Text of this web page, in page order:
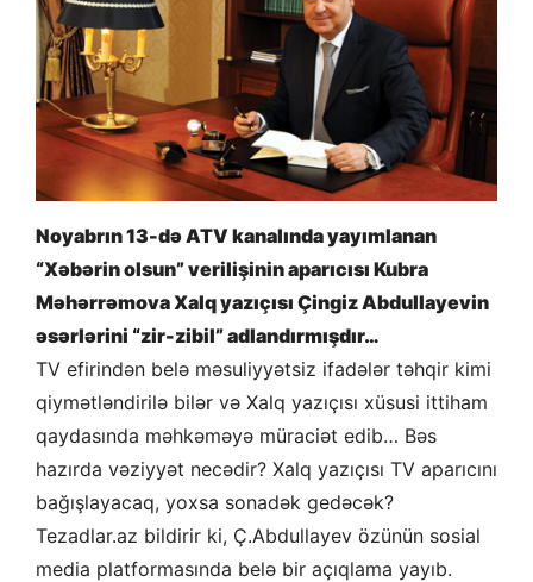
Noyabrın 13-də ATV kanalında yayımlanan
“Xəbərin olsun” verilişinin aparıcısı Kubra
Məhərrəmova Xalq yazıçısı Çingiz Abdullayevin
əsərlərini “zir-zibil” adlandırmışdır…
TV efirindən belə məsuliyyətsiz ifadələr təhqir kimi
qiymətləndirilə bilər və Xalq yazıçısı xüsusi ittiham
qaydasında məhkəməyə müraciət edib… Bəs
hazırda vəziyyət necədir? Xalq yazıçısı TV aparıcını
bağışlayacaq, yoxsa sonadək gedəcək?
Tezadlar.az bildirir ki, Ç.Abdullayev özünün sosial
media platformasında belə bir açıqlama yayıb.